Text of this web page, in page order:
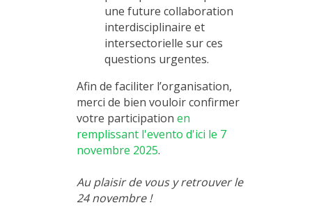
une future collaboration
interdisciplinaire et
intersectorielle sur ces
questions urgentes.
Afin de faciliter l’organisation,
merci de bien vouloir confirmer
votre participation en
remplissant l'evento d'ici le 7
novembre 2025.
Au plaisir de vous y retrouver le
24 novembre !